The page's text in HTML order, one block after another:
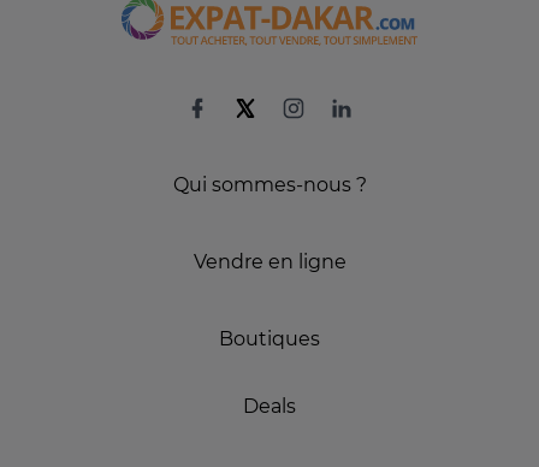
Qui sommes-nous ?
Vendre en ligne
Boutiques
Deals